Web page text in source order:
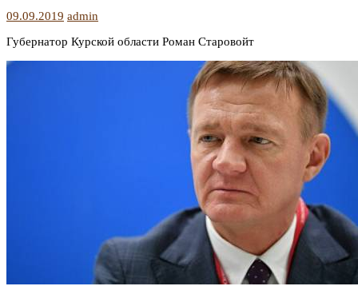
09.09.2019 admin
Губернатор Курской области Роман Старовойт